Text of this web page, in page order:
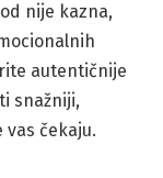
nije kazna,
autentičnije
snažniji,
čekaju.